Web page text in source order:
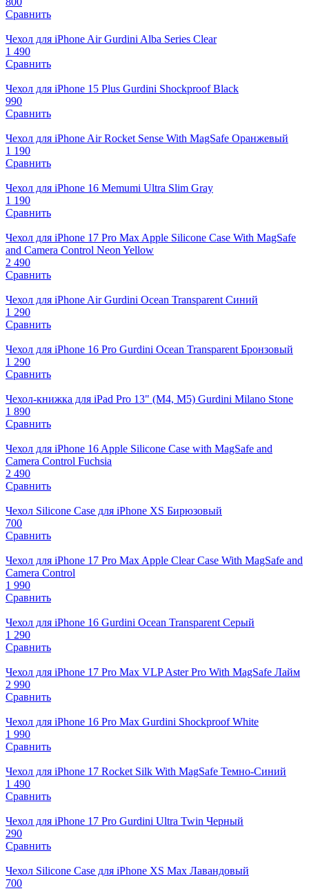
Сравнить
Чехол для iPhone Air Gurdini Alba Series Clear
1 490
Сравнить
Чехол для iPhone 15 Plus Gurdini Shockproof Black
990
Сравнить
Чехол для iPhone Air Rocket Sense With MagSafe Оранжевый
1 190
Сравнить
Чехол для iPhone 16 Memumi Ultra Slim Gray
1 190
Сравнить
Чехол для iPhone 17 Pro Max Apple Silicone Case With MagSafe
and Camera Control Neon Yellow
2 490
Сравнить
Чехол для iPhone Air Gurdini Ocean Transparent Синий
1 290
Сравнить
Чехол для iPhone 16 Pro Gurdini Ocean Transparent Бронзовый
1 290
Сравнить
Чехол-книжка для iPad Pro 13" (M4, M5) Gurdini Milano Stone
1 890
Сравнить
Чехол для iPhone 16 Apple Silicone Case with MagSafe and
Camera Control Fuchsia
2 490
Сравнить
Чехол Silicone Case для iPhone XS Бирюзовый
700
Сравнить
Чехол для iPhone 17 Pro Max Apple Clear Case With MagSafe and
Camera Control
1 990
Сравнить
Чехол для iPhone 16 Gurdini Ocean Transparent Серый
1 290
Сравнить
Чехол для iPhone 17 Pro Max VLP Aster Pro With MagSafe Лайм
2 990
Сравнить
Чехол для iPhone 16 Pro Max Gurdini Shockproof White
1 990
Сравнить
Чехол для iPhone 17 Rocket Silk With MagSafe Темно-Синий
1 490
Сравнить
Чехол для iPhone 17 Pro Gurdini Ultra Twin Черный
290
Сравнить
Чехол Silicone Case для iPhone XS Max Лавандовый
700